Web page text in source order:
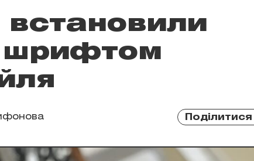
встановили
шрифтом
Поділитися